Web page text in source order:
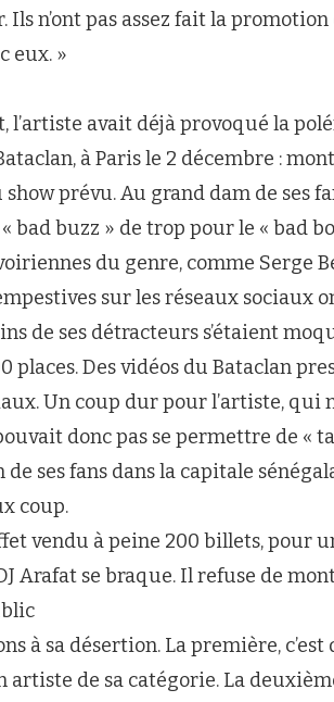
Ils n’ont pas assez fait la
eux. »
l’artiste avait déjà provoqué la
à Paris le 2 décembre :
prévu. Au grand dam de ses
bad buzz » de trop pour le « bad
du genre, comme Serge
sur les réseaux sociaux
de ses détracteurs s’étaient
places. Des vidéos du Bataclan
Un coup dur pour l’artiste, qui
donc pas se permettre de «
ses fans dans la capitale
coup.
vendu à peine 200 billets, pour
Arafat se braque. Il refuse de
à sa désertion. La première, c’est
de sa catégorie. La